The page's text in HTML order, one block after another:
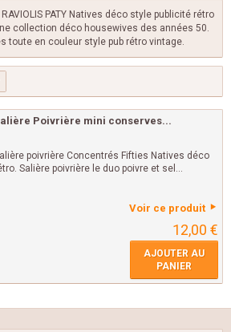
PATY Natives déco style publicité rétro
collection déco housewives des années 50.
toute en couleur style pub rétro vintage.
Poivrière mini conserves...
poivrière Concentrés Fifties Natives déco
Salière poivrière le duo poivre et sel...
Voir ce produit
12,00 €
AJOUTER AU
PANIER